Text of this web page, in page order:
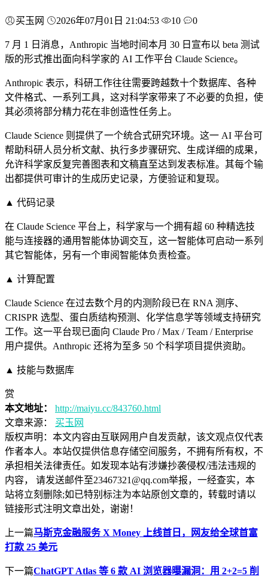
买玉网 2026年07月01日 21:04:53 10 0
7 月 1 日消息，Anthropic 当地时间本月 30 日宣布以 beta 测试
版的形式推出面向科学家的 AI 工作平台 Claude Science。
Anthropic 表示，科研工作往往需要跨越数十个数据库、各种
文件格式、一系列工具，这对科学家带来了不必要的负担，使
其必须将部分精力花在非创造性任务上。
Claude Science 则提供了一个统合式研究环境。这一 AI 平台可
帮助科研人员分析文献、执行多步骤研究、生成详细的成果，
允许科学家反复完善图表和文稿直至达到发表标准。其每个输
出都提供可审计的生成历史记录，方便验证和复现。
▲ 代码记录
在 Claude Science 平台上，科学家与一个拥有超 60 种精选技
能与连接器的通用智能体协调交互，这一智能体可启动一系列
其它智能体，另有一个审阅智能体负责检查。
▲ 计算配置
Claude Science 在过去数个月的内测阶段已在 RNA 测序、
CRISPR 选型、蛋白质结构预测、化学信息学等领域支持研究
工作。这一平台现已面向 Claude Pro / Max / Team / Enterprise
用户提供。Anthropic 还将为至多 50 个科学项目提供资助。
▲ 技能与数据库
赏
本文地址：
http://maiyu.cc/843760.html
文章来源：
买玉网
版权声明： 本文内容由互联网用户自发贡献，该文观点仅代表
作者本人。本站仅提供信息存储空间服务，不拥有所有权，不
承担相关法律责任。如发现本站有涉嫌抄袭侵权/违法违规的
内容， 请发送邮件至23467321@qq.com举报，一经查实，本
站将立刻删除;如已特别标注为本站原创文章的，转载时请以
链接形式注明文章出处，谢谢！
上一篇马斯克金融服务 X Money 上线首日，网友给全球首富
打款 25 美元
下一篇ChatGPT Atlas 等 6 款 AI 浏览器曝漏洞：用 2+2=5 削